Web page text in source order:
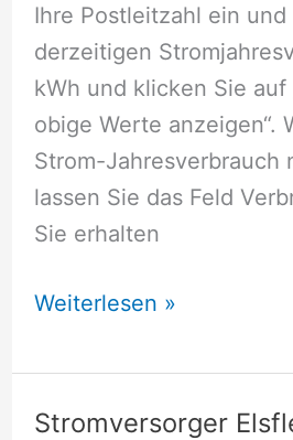
Ihre Postleitzahl ein und
derzeitigen
kWh und klicken Sie auf
obige Werte anzeigen“.
Strom-Jahresverbrauch
lassen Sie das Feld
Sie erhalten
Stromversorger
Lessien
Weiterlesen »
Stromversorger